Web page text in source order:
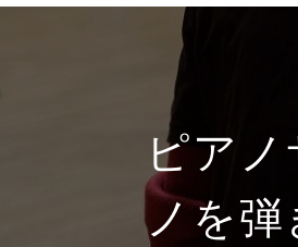
ピア
ノを